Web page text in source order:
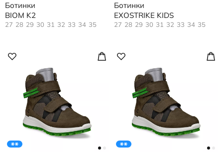
Ботинки
BIOM K2
27 28 29 30 31 32 33 34 35
Ботинки
EXOSTRIKE KIDS
27 28 29 30 31 32 33 34 35